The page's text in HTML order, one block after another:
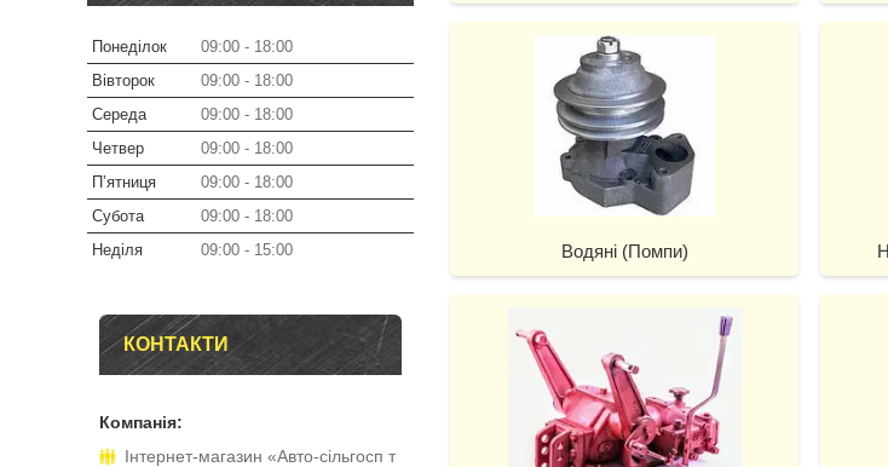
Водяні (Помпи)
Понеділок 09:00
18:00
Вівторок
09:00
18:00
Середа
09:00
18:00
Четвер
09:00
18:00
Пʼятниця
09:00
18:00
Субота
09:00
18:00
Неділя
09:00 15:00
КОНТАКТИ
Інтернет-магазин «Авто-сільгосп т